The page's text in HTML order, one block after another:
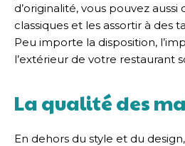
d’originalité, vous pouvez aussi
classiques et les assortir à des
Peu importe la disposition,
l’extérieur de votre restaurant
La qualité des
En dehors du style et du